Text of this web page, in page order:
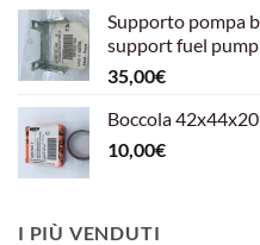
era:
599,00€.
Supporto pompa
support fuel pump
35,00€
Boccola
10,00€
I PIÙ VENDUTI